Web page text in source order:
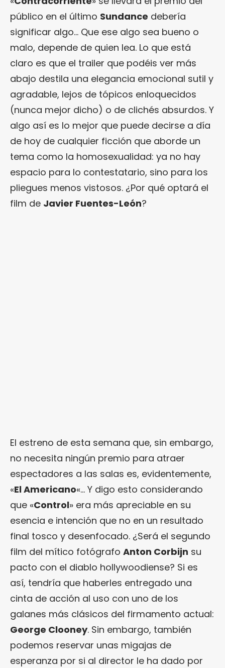
público en el último Sundance debería
significar algo… Que ese algo sea bueno o
malo, depende de quien lea. Lo que está
claro es que el trailer que podéis ver más
abajo destila una elegancia emocional sutil y
agradable, lejos de tópicos enloquecidos
(nunca mejor dicho) o de clichés absurdos. Y
algo así es lo mejor que puede decirse a día
de hoy de cualquier ficción que aborde un
tema como la homosexualidad: ya no hay
espacio para lo contestatario, sino para los
pliegues menos vistosos. ¿Por qué optará el
film de Javier Fuentes-León?
El estreno de esta semana que, sin embargo,
no necesita ningún premio para atraer
espectadores a las salas es, evidentemente,
«El Americano«… Y digo esto considerando
que «Control» era más apreciable en su
esencia e intención que no en un resultado
final tosco y desenfocado. ¿Será el segundo
film del mítico fotógrafo Anton Corbijn su
pacto con el diablo hollywoodiense? Si es
así, tendría que haberles entregado una
cinta de acción al uso con uno de los
galanes más clásicos del firmamento actual:
George Clooney. Sin embargo, también
podemos reservar unas migajas de
esperanza por si al director le ha dado por